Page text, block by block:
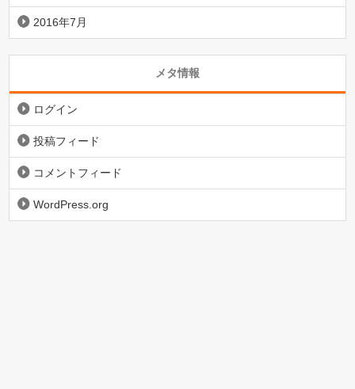
2016年7月
メタ情報
ログイン
投稿フィード
コメントフィード
WordPress.org